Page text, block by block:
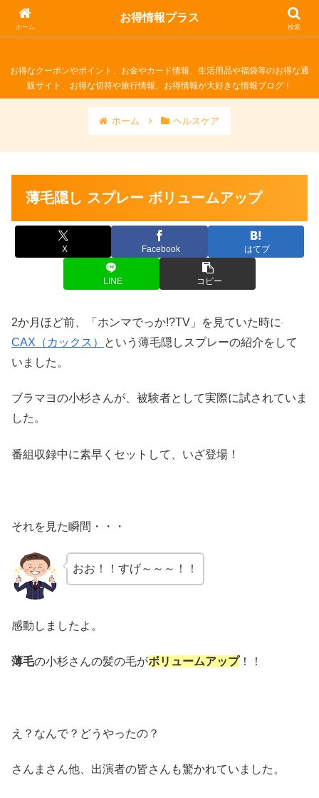
お得情報プラス
お得なクーポンやポイント、お金やカード情報、生活用品や福袋等のお得な通
販サイト、お得な切符や旅行情報、お得情報が大好きな情報ブログ！
ホーム ヘルスケア
薄毛隠し スプレー ボリュームアップ
X Facebook はてブ
LINE コピー
2か月ほど前、「ホンマでっか!?TV」を見ていた時に
CAX（カックス）
という薄毛隠しスプレーの紹介をして
いました。
ブラマヨの小杉さんが、被験者として実際に試されていま
した。
番組収録中に素早くセットして、いざ登場！
それを見た瞬間・・・
おお！！すげ～～～！！
感動しましたよ。
薄毛の小杉さんの髪の毛がボリュームアップ！！
え？なんで？どうやったの？
さんまさん他、出演者の皆さんも驚かれていました。
ホーム
お得情報プラス
検索